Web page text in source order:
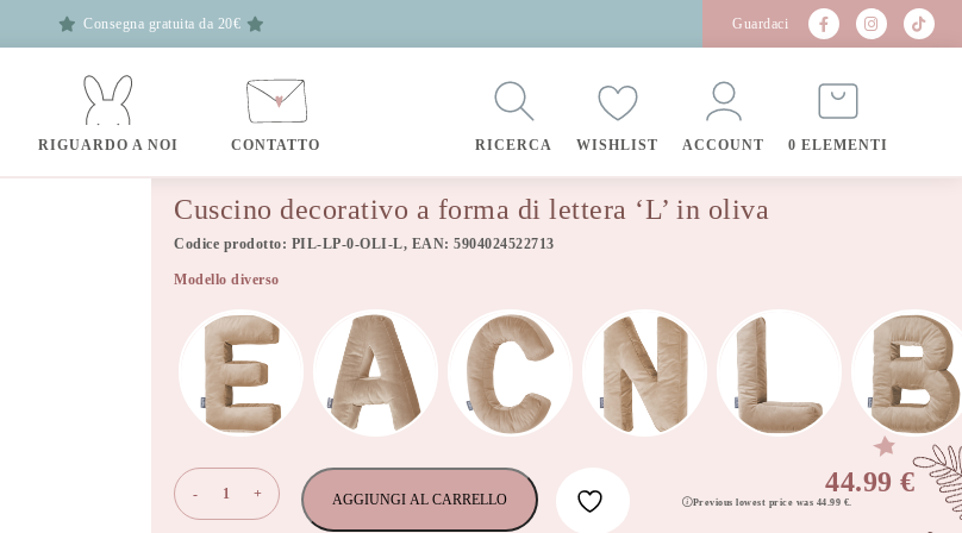
Consegna gratuita da 20€ Guardaci
RIGUARDO A NOI CONTATTO RICERCA WISHLIST ACCOUNT 0 ELEMENTI
Cuscino decorativo a forma di lettera ‘L’ in oliva
Codice prodotto: PIL-LP-0-OLI-L, EAN: 5904024522713
Modello diverso
-
Cuscino
decorativo
+ AGGIUNGI AL CARRELLO
44.99€
Previous lowest price was 44.99 €.